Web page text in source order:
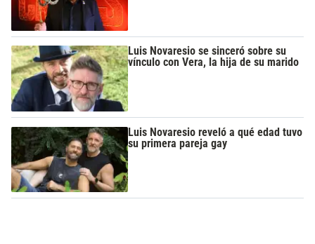
Luis Novaresio se sinceró sobre su
vínculo con Vera, la hija de su marido
Luis Novaresio reveló a qué edad tuvo
su primera pareja gay